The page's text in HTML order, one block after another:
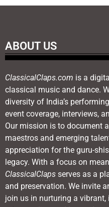
ABOUT US
ClassicalClaps.com is a
classical music and dance.
diversity of India’s
event coverage, interviews,
Our mission is to document
maestros and emerging
appreciation for the guru-
legacy. With a focus on
ClassicalClaps serves as a
and preservation. We invite
join us in nurturing a